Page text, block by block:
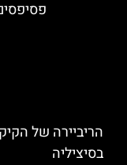
הריביירה של
בסיציליה